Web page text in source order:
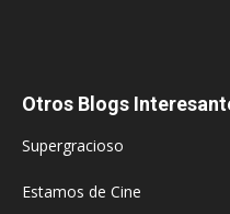
Otros Blogs
Supergracioso
Estamos de Cine